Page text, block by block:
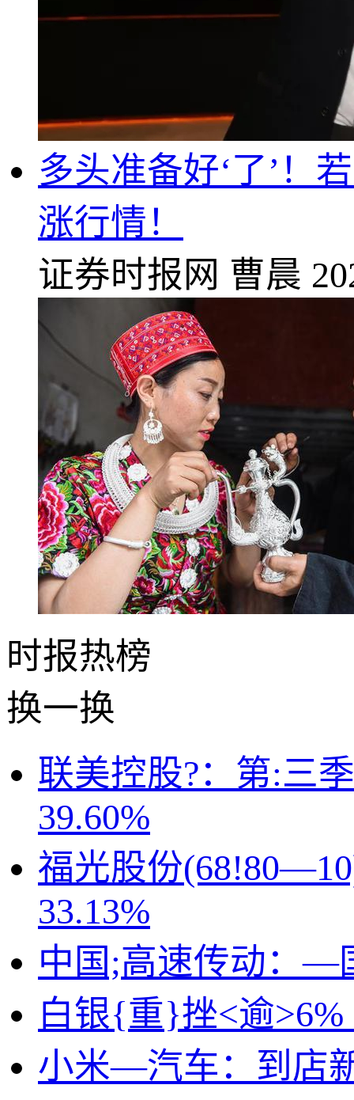
多头准备好‘了’！
涨行情！
证券时报网 曹晨
时报热榜
换一换
联美控股?：第:三
39.60%
福光股份
33.13%
中国;高速传动：—
白银{重}挫<逾
小米—汽车：到店